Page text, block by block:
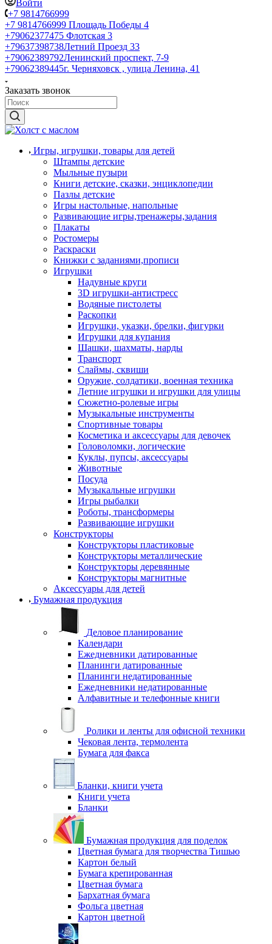
Войти
+7 9814766999
+7 9814766999 Площадь Победы 4
+79062377475 Флотская 3
+79637398738Летний Проезд 33
+79062389792Ленинский проспект, 7-9
+79062389445г. Черняховск , улица Ленина, 41
Заказать звонок
Игры, игрушки, товары для детей
Штампы детские
Мыльные пузыри
Книги детские, сказки, энциклопедии
Пазлы детские
Игры настольные, напольные
Развивающие игры,тренажеры,задания
Плакаты
Ростомеры
Раскраски
Книжки с заданиями,прописи
Игрушки
Надувные круги
3D игрушки-антистресс
Водяные пистолеты
Раскопки
Игрушки, указки, брелки, фигурки
Игрушки для купания
Шашки, шахматы, нарды
Транспорт
Слаймы, сквиши
Оружие, солдатики, военная техника
Летние игрушки и игрушки для улицы
Сюжетно-ролевые игры
Музыкальные инструменты
Спортивные товары
Косметика и аксессуары для девочек
Головоломки, логические
Куклы, пупсы, аксессуары
Животные
Посуда
Музыкальные игрушки
Игры рыбалки
Роботы, трансформеры
Развивающие игрушки
Конструкторы
Конструкторы пластиковые
Конструкторы металлические
Конструкторы деревянные
Конструкторы магнитные
Аксессуары для детей
Бумажная продукция
Деловое планирование
Календари
Ежедневники датированные
Планинги датированные
Планинги недатированные
Ежедневники недатированные
Алфавитные и телефонные книги
Ролики и ленты для офисной техники
Чековая лента, термолента
Бумага для факса
Бланки, книги учета
Книги учета
Бланки
Бумажная продукция для поделок
Цветная бумага для творчества Тишью
Картон белый
Бумага крепированная
Цветная бумага
Бархатная бумага
Фольга цветная
Картон цветной